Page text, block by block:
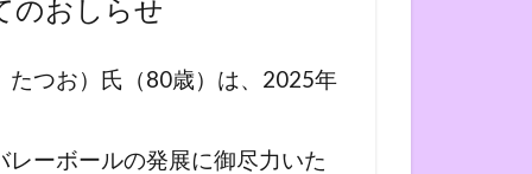
のおしらせ
つお）氏（80歳）は、2025年
ーボールの発展に御尽力いた